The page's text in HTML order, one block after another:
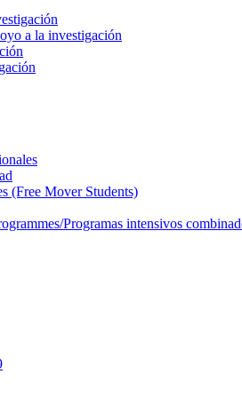
a la investigación
(Free Mover Students)
Programas intensivos